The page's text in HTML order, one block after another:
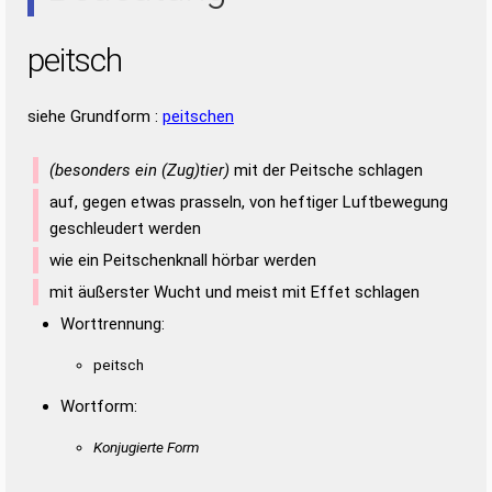
peitsch
siehe Grundform : peitschen
(besonders ein (Zug)tier) mit der Peitsche schlagen
auf, gegen etwas prasseln, von heftiger Luftbewegung
geschleudert werden
wie ein Peitschenknall hörbar werden
mit äußerster Wucht und meist mit Effet schlagen
Worttrennung:
peitsch
Wortform:
Konjugierte Form